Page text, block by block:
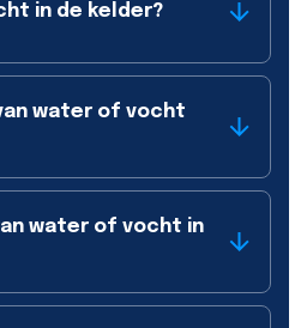
in de kelder?
water of vocht
water of vocht in